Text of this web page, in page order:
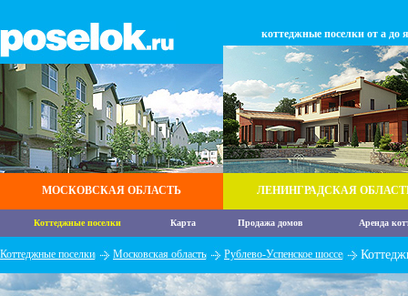
МОСКОВСКАЯ ОБЛАСТЬ
коттеджные поселки от а до я
ЛЕНИНГРАДСКАЯ
Коттеджные поселки Карта Продажа домов Аренда
Коттеджные поселки Московская область Рублево-Успенское шоссе